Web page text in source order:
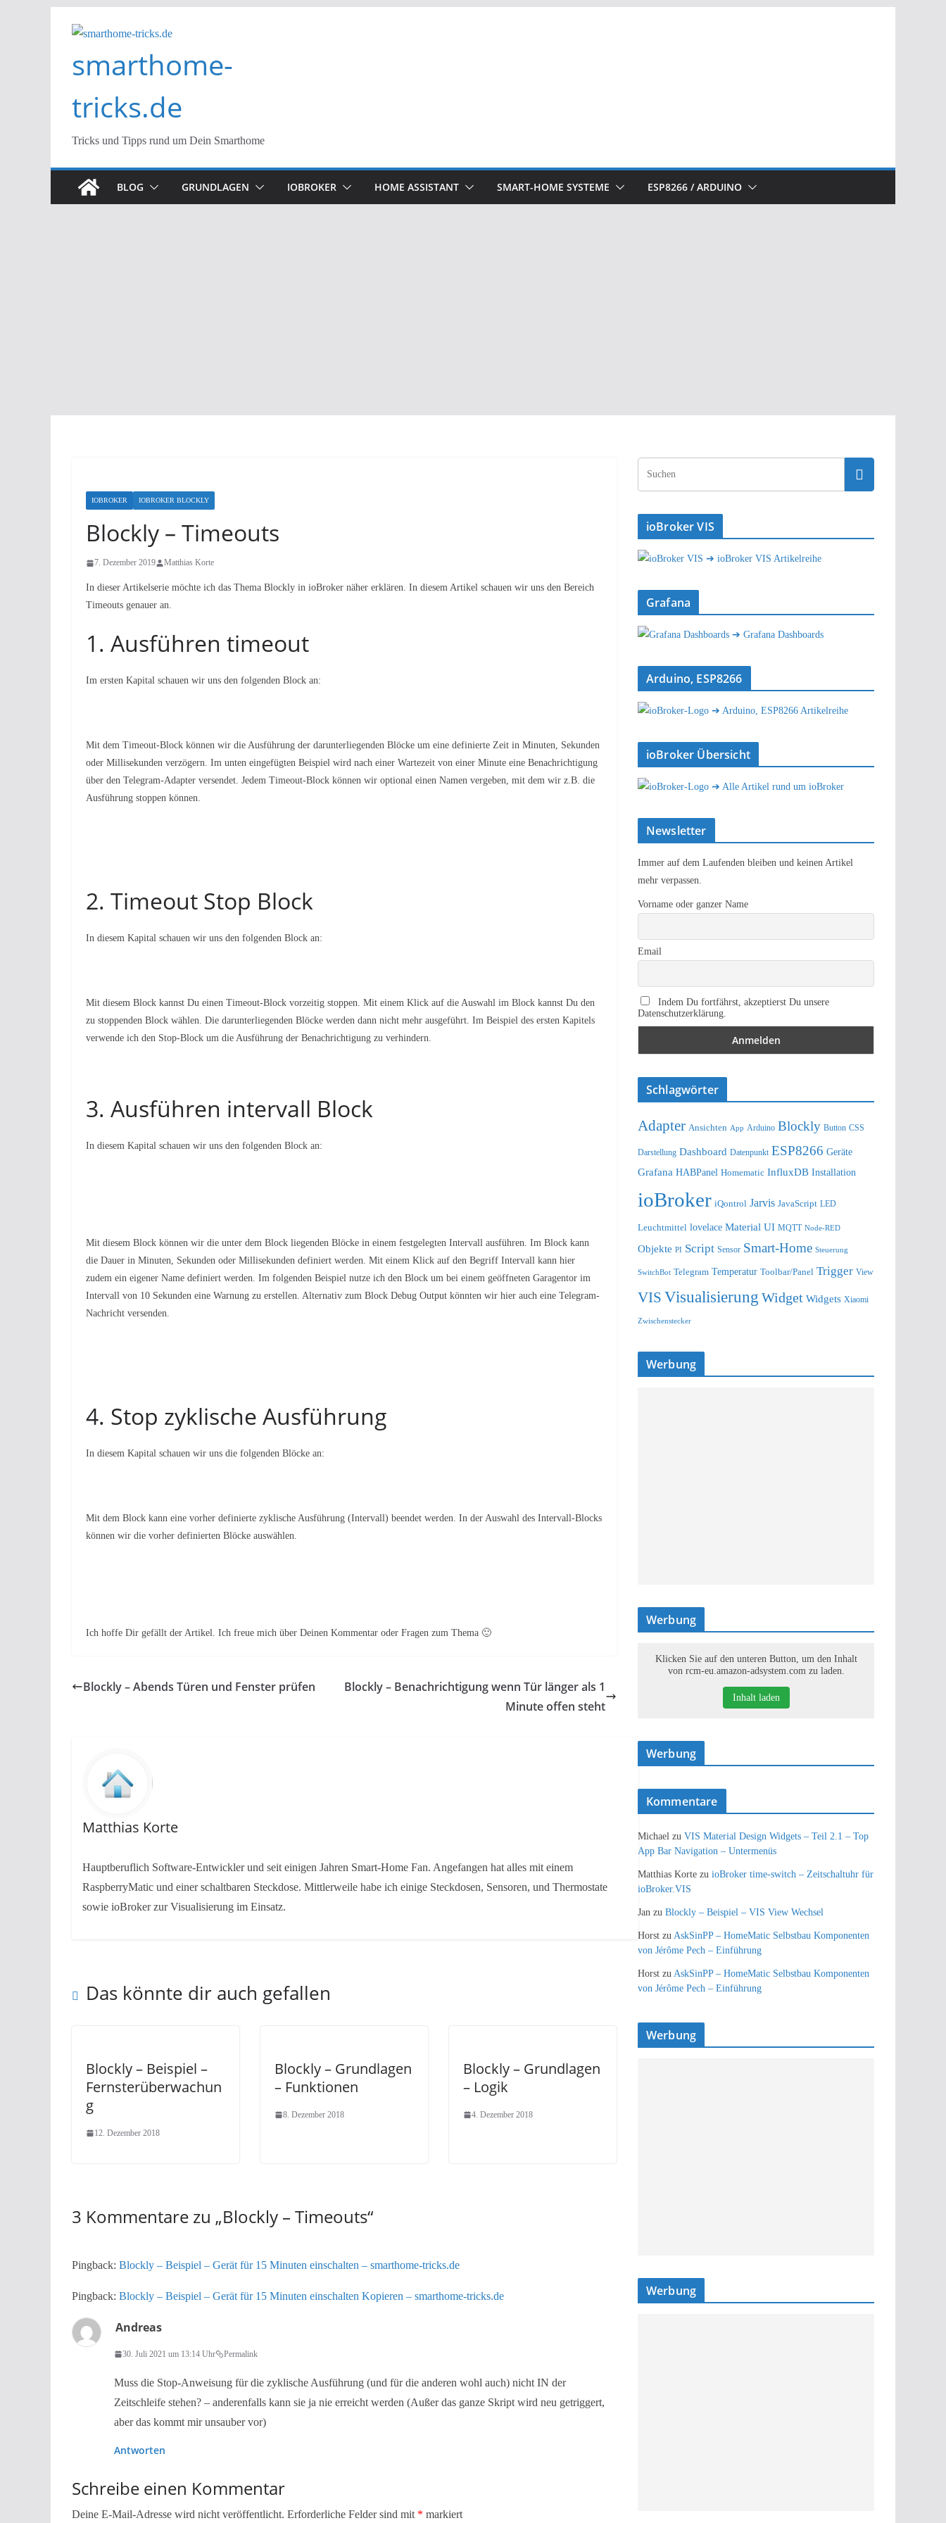
Inhalt
smarthome-
tricks.de
Tricks und Tipps rund um Dein Smarthome
BLOG GRUNDLAGEN IOBROKER HOME ASSISTANT SMART-HOME SYSTEME ESP8266 / ARDUINO
IOBROKER IOBROKER BLOCKLY
Blockly – Timeouts
7. Dezember 2019 Matthias Korte
In dieser Artikelserie möchte ich das Thema Blockly in ioBroker näher erklären. In diesem Artikel schauen wir uns den Bereich
Timeouts genauer an.
1. Ausführen timeout
Im ersten Kapital schauen wir uns den folgenden Block an:
Mit dem Timeout-Block können wir die Ausführung der darunterliegenden Blöcke um eine definierte Zeit in Minuten, Sekunden
oder Millisekunden verzögern. Im unten eingefügten Beispiel wird nach einer Wartezeit von einer Minute eine Benachrichtigung
über den Telegram-Adapter versendet. Jedem Timeout-Block können wir optional einen Namen vergeben, mit dem wir z.B. die
Ausführung stoppen können.
2. Timeout Stop Block
In diesem Kapital schauen wir uns den folgenden Block an:
Mit diesem Block kannst Du einen Timeout-Block vorzeitig stoppen. Mit einem Klick auf die Auswahl im Block kannst Du den
zu stoppenden Block wählen. Die darunterliegenden Blöcke werden dann nicht mehr ausgeführt. Im Beispiel des ersten Kapitels
verwende ich den Stop-Block um die Ausführung der Benachrichtigung zu verhindern.
3. Ausführen intervall Block
In diesem Kapital schauen wir uns den folgenden Block an:
Mit diesem Block können wir die unter dem Block liegenden Blöcke in einem festgelegten Intervall ausführen. Im Block kann
die Dauer in Minuten, Sekunden oder Millisekunden definiert werden. Mit einem Klick auf den Begriff Intervall kann hier
zudem ein eigener Name definiert werden. Im folgenden Beispiel nutze ich den Block um bei einem geöffneten Garagentor im
Intervall von 10 Sekunden eine Warnung zu erstellen. Alternativ zum Block Debug Output könnten wir hier auch eine Telegram-
Nachricht versenden.
4. Stop zyklische Ausführung
In diesem Kapital schauen wir uns die folgenden Blöcke an:
Mit dem Block kann eine vorher definierte zyklische Ausführung (Intervall) beendet werden. In der Auswahl des Intervall-Blocks
können wir die vorher definierten Blöcke auswählen.
Ich hoffe Dir gefällt der Artikel. Ich freue mich über Deinen Kommentar oder Fragen zum Thema 🙂
Blockly – Abends Türen und Fenster prüfen
Blockly – Benachrichtigung wenn Tür länger als 1
Minute offen steht
Matthias Korte
Hauptberuflich Software-Entwickler und seit einigen Jahren Smart-Home Fan. Angefangen hat alles mit einem
RaspberryMatic und einer schaltbaren Steckdose. Mittlerweile habe ich einige Steckdosen, Sensoren, und Thermostate
sowie ioBroker zur Visualisierung im Einsatz.
Das könnte dir auch gefallen
Blockly – Beispiel –
Fernsterüberwachun
g
12. Dezember 2018
Blockly – Grundlagen
– Funktionen
8. Dezember 2018
Blockly – Grundlagen
– Logik
4. Dezember 2018
3 Kommentare zu „Blockly – Timeouts“
Pingback: Blockly – Beispiel – Gerät für 15 Minuten einschalten – smarthome-tricks.de
Pingback: Blockly – Beispiel – Gerät für 15 Minuten einschalten Kopieren – smarthome-tricks.de
Andreas
30. Juli 2021 um 13:14 Uhr Permalink
Muss die Stop-Anweisung für die zyklische Ausführung (und für die anderen wohl auch) nicht IN der
Zeitschleife stehen? – anderenfalls kann sie ja nie erreicht werden (Außer das ganze Skript wird neu getriggert,
aber das kommt mir unsauber vor)
Antworten
Schreibe einen Kommentar
Deine E-Mail-Adresse wird nicht veröffentlicht. Erforderliche Felder sind mit * markiert
ioBroker VIS
➔ ioBroker VIS Artikelreihe
Grafana
➔ Grafana Dashboards
Arduino, ESP8266
➔ Arduino, ESP8266 Artikelreihe
ioBroker Übersicht
➔ Alle Artikel rund um ioBroker
Newsletter
Immer auf dem Laufenden bleiben und keinen Artikel
mehr verpassen.
Vorname oder ganzer Name
Email
Indem Du fortfährst, akzeptierst Du unsere
Datenschutzerklärung.
Schlagwörter
Adapter Ansichten App Arduino Blockly Button CSS
Darstellung Dashboard Datenpunkt ESP8266 Geräte
Grafana HABPanel Homematic InfluxDB Installation
ioBroker iQontrol Jarvis JavaScript LED
Leuchtmittel lovelace Material UI MQTT Node-RED
Objekte PI Script Sensor Smart-Home Steuerung
SwitchBot Telegram Temperatur Toolbar/Panel Trigger View
VIS Visualisierung Widget Widgets Xiaomi
Zwischenstecker
Werbung
Werbung
Klicken Sie auf den unteren Button, um den Inhalt
von rcm-eu.amazon-adsystem.com zu laden.
Inhalt laden
Werbung
Kommentare
Michael zu VIS Material Design Widgets – Teil 2.1 – Top
App Bar Navigation – Untermenüs
Matthias Korte zu ioBroker time-switch – Zeitschaltuhr für
ioBroker.VIS
Jan zu Blockly – Beispiel – VIS View Wechsel
Horst zu AskSinPP – HomeMatic Selbstbau Komponenten
von Jérôme Pech – Einführung
Horst zu AskSinPP – HomeMatic Selbstbau Komponenten
von Jérôme Pech – Einführung
Werbung
Werbung